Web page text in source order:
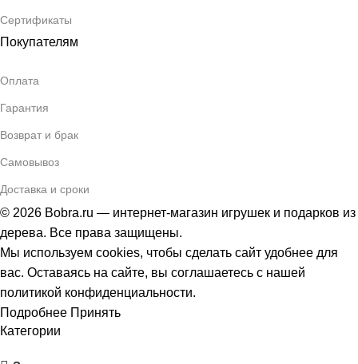
Сертификаты
Покупателям
Оплата
Гарантия
Возврат и брак
Самовывоз
Доставка и сроки
© 2026 Bobra.ru — интернет-магазин игрушек и подарков из
дерева. Все права защищены.
Мы используем cookies, чтобы сделать сайт удобнее для
вас. Оставаясь на сайте, вы соглашаетесь с нашей
политикой конфиденциальности.
Подробнее Принять
Категории